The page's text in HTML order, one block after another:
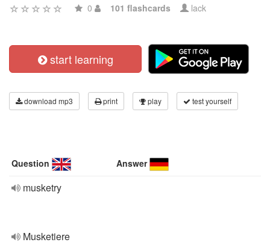
0 101 flashcards lack
start learning
download mp3 print play test yourself
Question Answer
musketry
Musketiere